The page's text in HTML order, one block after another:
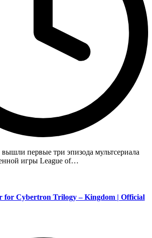
первые три эпизода мультсериала
игры League of…
for Cybertron Trilogy – Kingdom | Official